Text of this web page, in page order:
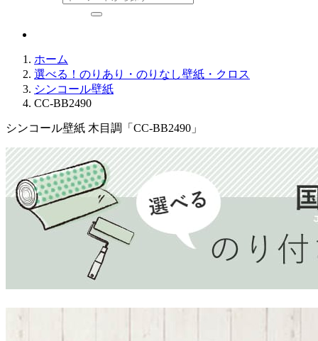
ホーム
選べる！のりあり・のりなし壁紙・クロス
シンコール壁紙
CC-BB2490
シンコール壁紙 木目調「CC-BB2490」